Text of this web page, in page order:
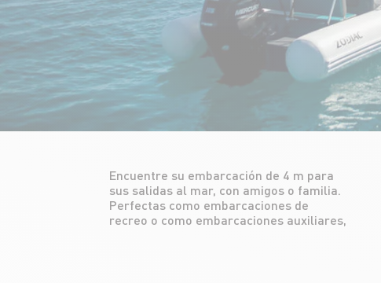
Encuentre su embarcación de 4 m para
sus salidas al mar, con amigos o familia.
Perfectas como embarcaciones de
recreo o como embarcaciones auxiliares,
las embarcaciones fueraborda de 4 a 6
metros poseen numerosas
características que las hacen